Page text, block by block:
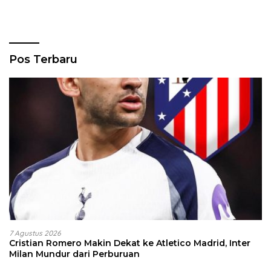
Pos Terbaru
7 Agustus 2026
Cristian Romero Makin Dekat ke Atletico Madrid, Inter
Milan Mundur dari Perburuan